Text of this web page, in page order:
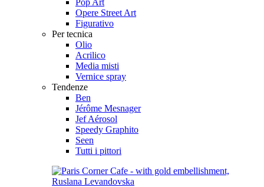
Opere Street Art
Figurativo
Per tecnica
Olio
Acrilico
Media misti
Vernice spray
Tendenze
Ben
Jérôme Mesnager
Jef Aérosol
Speedy Graphito
Seen
Tutti i pittori